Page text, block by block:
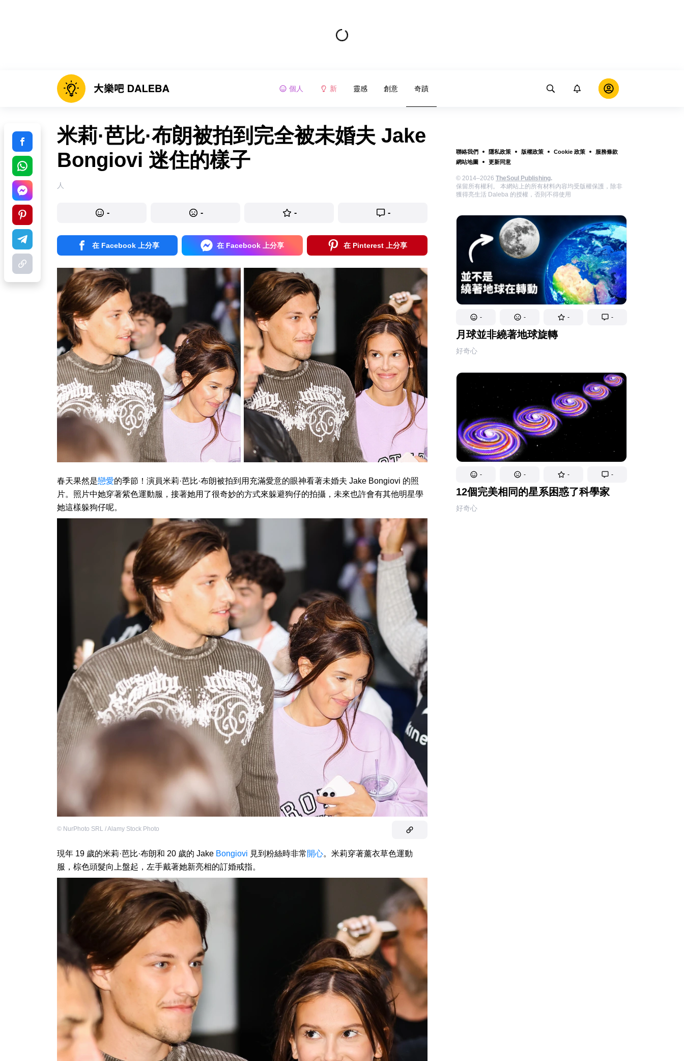
個人 新 靈感 創意 奇蹟
聯絡我們 隱私政策 版權政策 Cookie 政策
服務條款
網站地圖
更新同意
© 2014–2026 TheSoul Publishing.
保留所有權利。 本網站上的所有材料內容均受版權保護，除非
獲得亮生活 Daleba 的授權，否則不得使用
- - - -
月球並非繞著地球旋轉
好奇心
- - - -
12個完美相同的星系困惑了科學家
好奇心
米莉·芭比·布朗被拍到完全被未婚夫 Jake
Bongiovi 迷住的樣子
人
- - - -
在 Facebook 上分享 在 Facebook 上分享 在 Pinterest 上分享
春天果然是戀愛的季節！演員米莉·芭比·布朗被拍到用充滿愛意的眼神看著未婚夫 Jake Bongiovi 的照
片。照片中她穿著紫色運動服，接著她用了很奇妙的方式來躲避狗仔的拍攝，未來也許會有其他明星學
她這樣躲狗仔呢。
© NurPhoto SRL / Alamy Stock Photo
現年 19 歲的米莉·芭比·布朗和 20 歲的 Jake Bongiovi 見到粉絲時非常 開心。米莉穿著薰衣草色運動
服，棕色頭髮向上盤起，左手戴著她新亮相的訂婚戒指。